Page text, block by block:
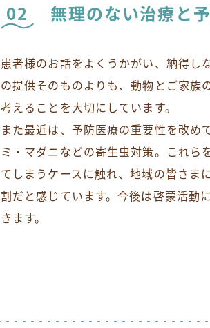
02 無理のない治療と
患者様のお話をよくうかがい、納得し
の提供そのものよりも、動物とご家族
考えることを大切にしています。
また最近は、予防医療の重要性を改め
ミ・マダニなどの寄生虫対策。これら
てしまうケースに触れ、地域の皆さま
割だと感じています。今後は啓蒙活動
きます。